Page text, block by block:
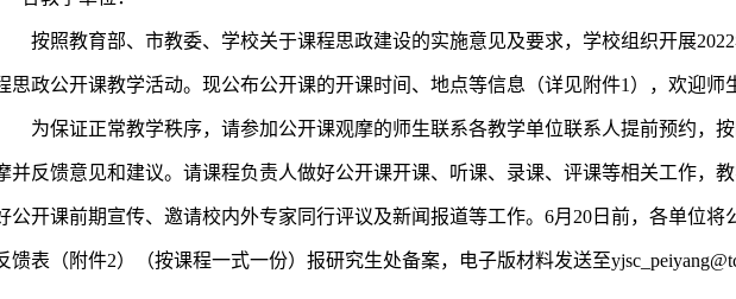
按照教育部、市教委、学校关于课程思政建设的实施意见及要求，学校组织开展2022
思政公开课教学活动。现公布公开课的开课时间、地点等信息（详见附件1 ），欢迎师
为保证正常教学秩序，请参加公开课观摩的师生联系各教学单位联系人提前预约，
并反馈意见和建议。请课程负责人做好公开课开课、听课、录课、评课等相关工作，
公开课前期宣传、邀请校内外专家同行评议及新闻报道等工作。 6月 20 日前，各单位将
馈表（附件2）（按课程一式一份）报研究生处备案，电子版材料发送至